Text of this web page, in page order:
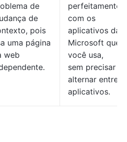
de
de
pois
uma página
web
perfeitamente
com os
aplicativos da
Microsoft que
você usa,
sem precisar
alternar entre
aplicativos.